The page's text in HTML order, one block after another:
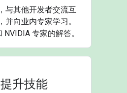
与其他开发者交流互
并向业内专家学习。
NVIDIA 专家的解答。
升技能